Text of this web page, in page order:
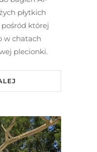
płytkich
pośród której
w chatach
plecionki.